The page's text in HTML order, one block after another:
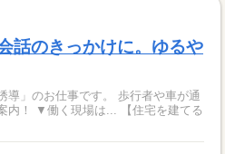
話のきっかけに。ゆるや
事です。 歩行者や車が通
を建てる